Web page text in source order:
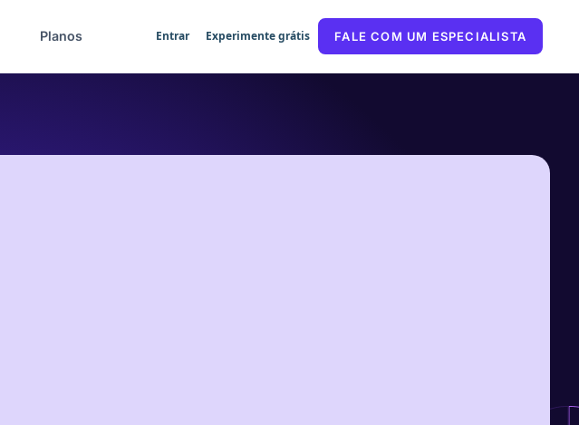
Planos Entrar Experimente grátis FALE COM UM ESPECIALISTA